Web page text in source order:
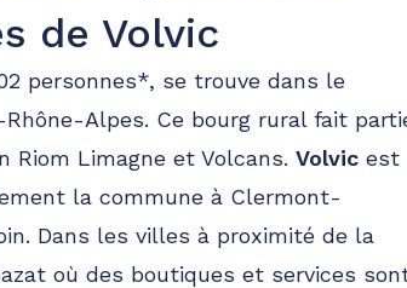
de Volvic
personnes*, se trouve dans le
Alpes. Ce bourg rural fait
Riom Limagne et Volcans. Volvic est
la commune à Clermont-
Dans les villes à proximité de la
où des boutiques et services